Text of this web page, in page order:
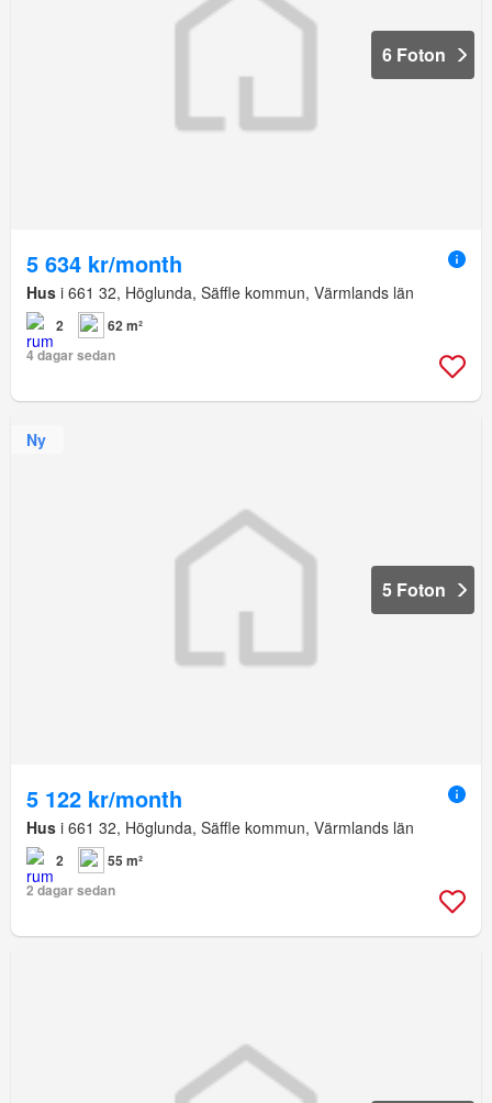
6 Foton
5 634 kr/month
Hus i 661 32, Höglunda, Säffle kommun, Värmlands län
2
62 m²
4 dagar sedan
Ny
5 Foton
5 122 kr/month
Hus i 661 32, Höglunda, Säffle kommun, Värmlands län
2
55 m²
2 dagar sedan